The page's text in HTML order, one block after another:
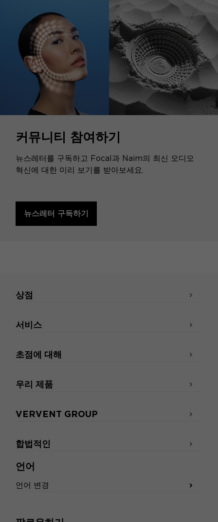
커뮤니티 참여하기
뉴스레터를 구독하고 Focal과 Naim의 최신 오디오
혁신에 대한 미리 보기를 받아보세요.
뉴스레터 구독하기
언어
언어 변경
상점
서비스
초점에 대해
우리 제품
VERVENT GROUP
합법적인